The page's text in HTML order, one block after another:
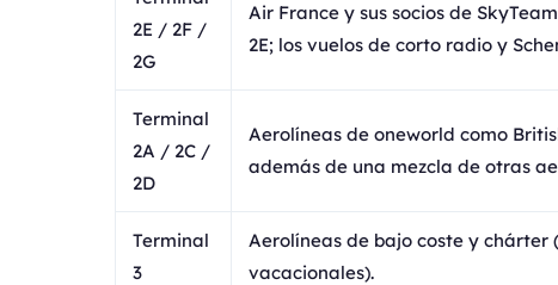
2E / 2F /
2G
Air France y sus socios de
2E; los vuelos de corto radio y
Terminal
2A / 2C /
2D
Aerolíneas de oneworld como
además de una mezcla de otras
Terminal
3
Aerolíneas de bajo coste y chárter
vacacionales).